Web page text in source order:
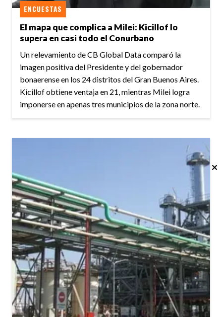
El mapa que complica a Milei: Kicillof lo
supera en casi todo el Conurbano
ENCUESTAS
Un relevamiento de CB Global Data comparó la
imagen positiva del Presidente y del gobernador
bonaerense en los 24 distritos del Gran Buenos Aires.
Kicillof obtiene ventaja en 21, mientras Milei logra
imponerse en apenas tres municipios de la zona norte.